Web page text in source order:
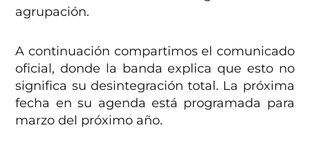
agrupación.
A continuación compartimos el comunicado
oficial, donde la banda explica que esto no
significa su desintegración total. La próxima
fecha en su agenda está programada para
marzo del próximo año.